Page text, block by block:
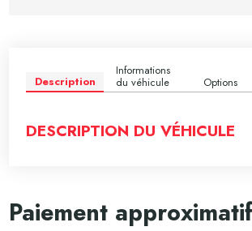
Description
Informations
du véhicule Options
DESCRIPTION DU VÉHICULE
Paiement